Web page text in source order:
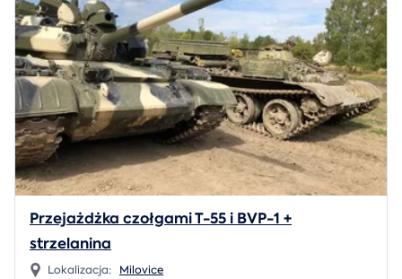
Przejażdżka czołgami T-55 i BVP-1 +
strzelanina
Lokalizacja: Milovice